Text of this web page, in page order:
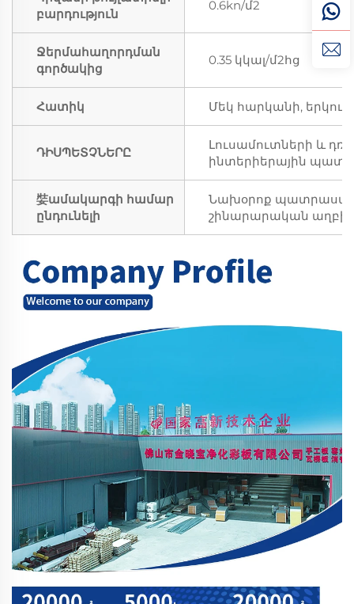
բարդություն
0.6kn/մ2
Ջերմահաղորդման
գործակից
0.35 կկալ/մ2հց
Հատիկ Մեկ հարկանի, երկու
ԴԻՍՊԵՏՉՆԵՐԸ
Լուսամուտների և
ինտերիերային
娤ամակարգի համար
ընդունելի
Նախօրոք
շինարարական աղբի: